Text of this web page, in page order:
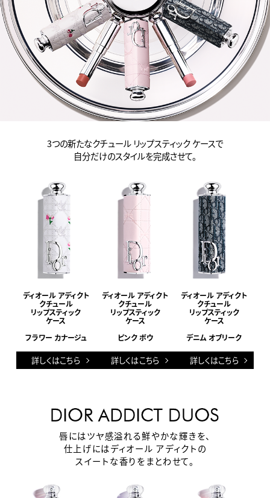
3つの新たなクチュール リップスティック ケースで
自分だけのスタイルを完成させて。
ディオール アディクト
クチュール
リップスティック
ケース
フラワー カナージュ
詳しくはこちら
ディオール アディクト
クチュール
リップスティック
ケース
ピンク ボウ
詳しくはこちら
ディオール アディクト
クチュール
リップスティック
ケース
デニム オブリーク
詳しくはこちら
唇にはツヤ感溢れる鮮やかな輝きを、
仕上げにはディオール アディクトの
スイートな香りをまとわせて。